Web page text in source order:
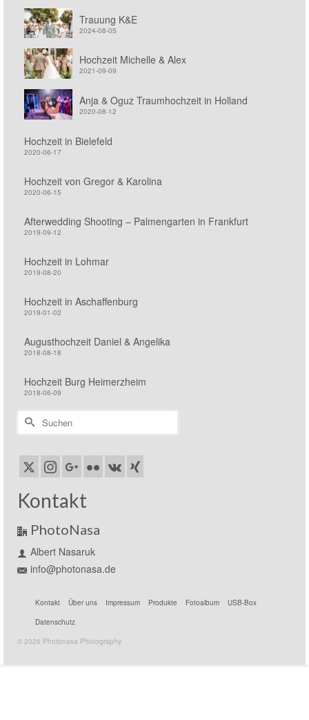
Trauung K&E
2024-08-05
Hochzeit Michelle & Alex
2021-09-09
Anja & Oguz Traumhochzeit in Holland
2020-08-12
Hochzeit in Bielefeld
2020-06-17
Hochzeit von Gregor & Karolina
2020-06-15
Afterwedding Shooting – Palmengarten in Frankfurt
2019-09-12
Hochzeit in Lohmar
2019-08-20
Hochzeit in Aschaffenburg
2019-01-02
Augusthochzeit Daniel & Angelika
2018-08-18
Hochzeit Burg Heimerzheim
2018-06-09
Suchen
nach:
Kontakt
PhotoNasa
Albert Nasaruk
info@photonasa.de
Kontakt Über uns Impressum Produkte Fotoalbum
USB-Box
Datenschutz
© 2026 Photonasa Photography